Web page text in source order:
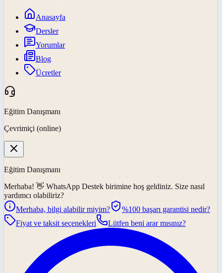
Anasayfa
Dersler
Yorumlar
Blog
Ücretler
Eğitim Danışmanı
Çevrimiçi (online)
Eğitim Danışmanı
Merhaba! 👋 WhatsApp Destek birimine hoş geldiniz. Size nasıl
yardımcı olabiliriz?
Merhaba, bilgi alabilir miyim?
%100 başarı garantisi nedir?
Fiyat ve taksit seçenekleri
Lütfen beni arar mısınız?